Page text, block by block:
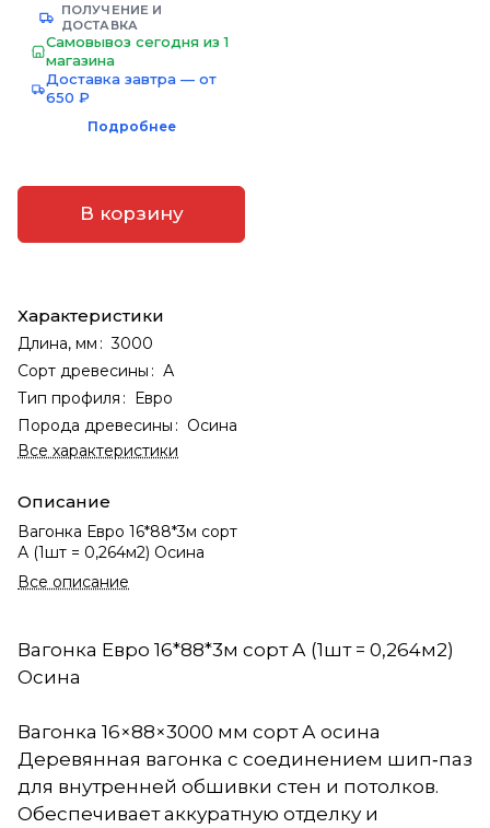
ПОЛУЧЕНИЕ И
ДОСТАВКА
Самовывоз сегодня из 1
магазина
Доставка завтра — от
650 ₽
Подробнее
В корзину
Характеристики
Длина, мм : 3000
Сорт древесины : А
Тип профиля : Евро
Порода древесины : Осина
Все характеристики
Описание
Вагонка Евро 16*88*3м сорт
А (1шт = 0,264м2) Осина
Все описание
Вагонка Евро 16*88*3м сорт А (1шт = 0,264м2)
Осина
Вагонка 16×88×3000 мм сорт А осина
Деревянная вагонка с соединением шип‑паз
для внутренней обшивки стен и потолков.
Обеспечивает аккуратную отделку и